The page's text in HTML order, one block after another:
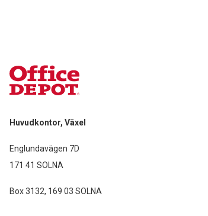
Huvudkontor, Växel
Englundavägen 7D
171 41 SOLNA
Box 3132, 169 03 SOLNA